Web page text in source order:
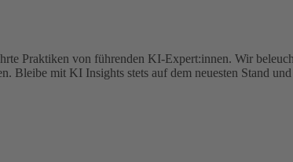
Praktiken von führenden KI-Expert:innen. Wir
Bleibe mit KI Insights stets auf dem neuesten Stand